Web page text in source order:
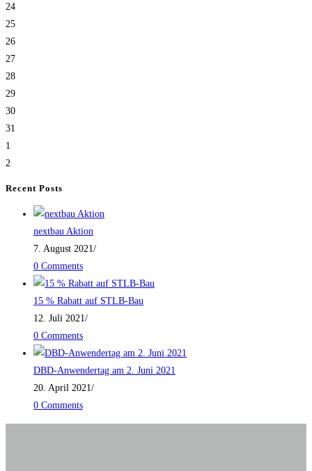
24
25
26
27
28
29
30
31
1
2
Recent Posts
nextbau Aktion
7. August 2021/
0 Comments
15 % Rabatt auf STLB-Bau
12. Juli 2021/
0 Comments
DBD-Anwendertag am 2. Juni 2021
20. April 2021/
0 Comments